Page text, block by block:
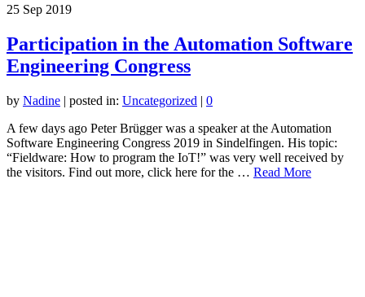
25 Sep 2019
Participation in the Automation Software
Engineering Congress
by Nadine | posted in: Uncategorized | 0
A few days ago Peter Brügger was a speaker at the Automation
Software Engineering Congress 2019 in Sindelfingen. His topic:
“Fieldware: How to program the IoT!” was very well received by
the visitors. Find out more, click here for the … Read More